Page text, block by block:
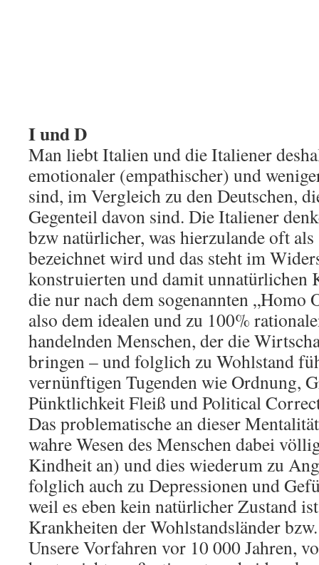
I und D
Man liebt Italien und die Italiener
emotionaler (empathischer) und
sind, im Vergleich zu den Deutschen,
Gegenteil davon sind. Die Italiener
bzw natürlicher, was hierzulande oft
bezeichnet wird und das steht im
konstruierten und damit unnatürlichen
die nur nach dem sogenannten „Homo
also dem idealen und zu 100%
handelnden Menschen, der die
bringen – und folglich zu Wohlstand
vernünftigen Tugenden wie Ordnung,
Pünktlichkeit Fleiß und Political
Das problematische an dieser
wahre Wesen des Menschen dabei
Kindheit an) und dies wiederum zu
folglich auch zu Depressionen und
weil es eben kein natürlicher Zustand
Krankheiten der Wohlstandsländer
Unsere Vorfahren vor 10 000 Jahren,